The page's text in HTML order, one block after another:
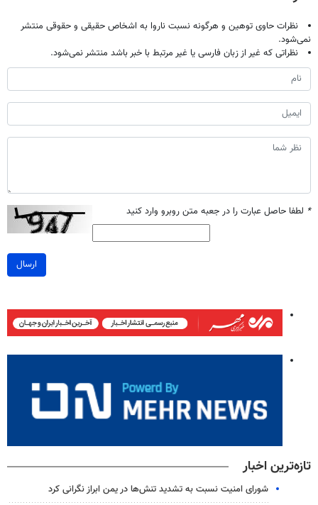
نظرات حاوی توهین و هرگونه نسبت ناروا به اشخاص حقیقی و حقوقی منتشر
نمی‌شود.
نظراتی که غیر از زبان فارسی یا غیر مرتبط با خبر باشد منتشر نمی‌شود.
* لطفا حاصل عبارت را در جعبه متن روبرو وارد کنید
ارسال
تازه‌ترین اخبار
شورای امنیت نسبت به تشدید تنش‌ها در یمن ابراز نگرانی کرد